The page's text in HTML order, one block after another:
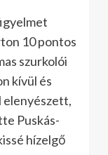
10 pontos
szurkolói
kívül és
elenyészett,
Puskás-
hízelgő